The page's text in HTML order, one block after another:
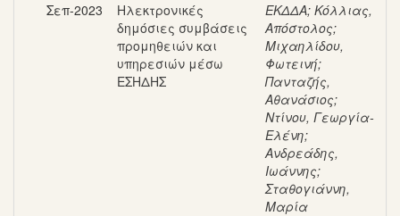
Σεπ-2023
Ηλεκτρονικές
δημόσιες συμβάσεις
προμηθειών και
υπηρεσιών μέσω
ΕΣΗΔΗΣ
ΕΚΔΔΑ; Κόλλιας,
Απόστολος;
Μιχαηλίδου,
Φωτεινή;
Πανταζής,
Αθανάσιος;
Ντίνου, Γεωργία-
Ελένη;
Ανδρεάδης,
Ιωάννης;
Σταθογιάννη,
Μαρία